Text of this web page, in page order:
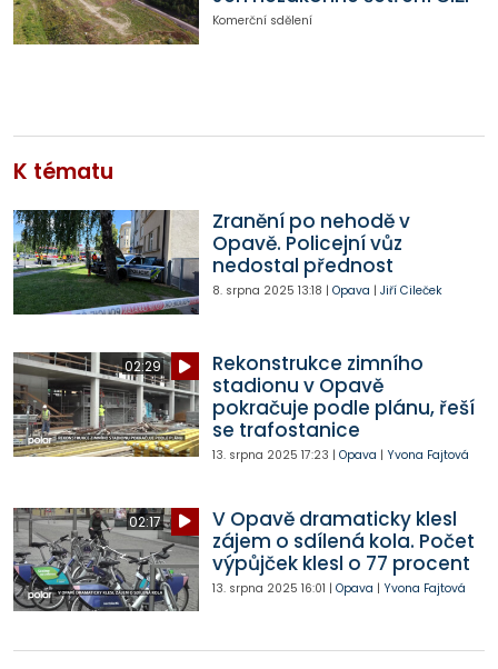
Komerční sdělení
K tématu
Zranění po nehodě v
Opavě. Policejní vůz
nedostal přednost
8. srpna 2025 13:18 | Opava | Jiří Cileček
02:29
Rekonstrukce zimního
stadionu v Opavě
pokračuje podle plánu, řeší
se trafostanice
13. srpna 2025 17:23 | Opava | Yvona Fajtová
02:17
V Opavě dramaticky klesl
zájem o sdílená kola. Počet
výpůjček klesl o 77 procent
13. srpna 2025 16:01 | Opava | Yvona Fajtová